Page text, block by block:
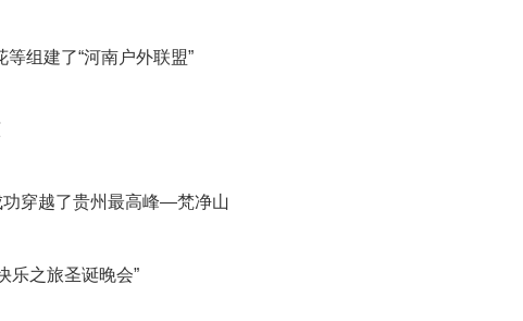
组建了“河南户外联盟”
穿越了贵州最高峰—梵净山
乐之旅圣诞晚会”